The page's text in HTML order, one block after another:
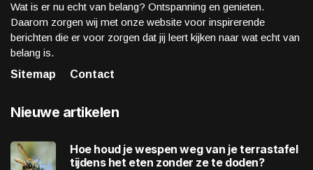
Wat is er nu echt van belang? Ontspanning en genieten.
Daarom zorgen wij met onze website voor inspirerende
berichten die er voor zorgen dat jij leert kijken naar wat echt van
belang is.
Sitemap
Contact
Nieuwe artikelen
Hoe houd je wespen weg van je terrastafel
tijdens het eten zonder ze te doden?